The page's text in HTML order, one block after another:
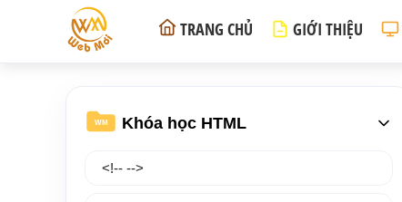
TRANG CHỦ GIỚI THIỆU
WM Khóa học HTML
<!-- -->